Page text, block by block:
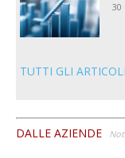
30
TUTTI GLI
DALLE AZIENDE